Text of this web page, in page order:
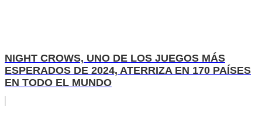
NIGHT CROWS, UNO DE LOS JUEGOS MÁS
ESPERADOS DE 2024, ATERRIZA EN 170 PAÍSES
EN TODO EL MUNDO